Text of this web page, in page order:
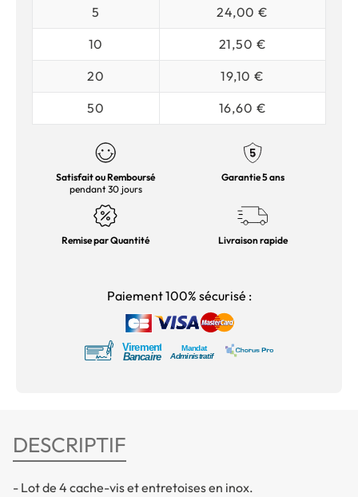
5
24,00 €
10
21,50 €
20
19,10 €
50
16,60 €
Satisfait ou Remboursé
pendant 30 jours
Garantie 5 ans
Remise par Quantité Livraison rapide
Paiement 100% sécurisé :
DESCRIPTIF
- Lot de 4 cache-vis et entretoises en inox.